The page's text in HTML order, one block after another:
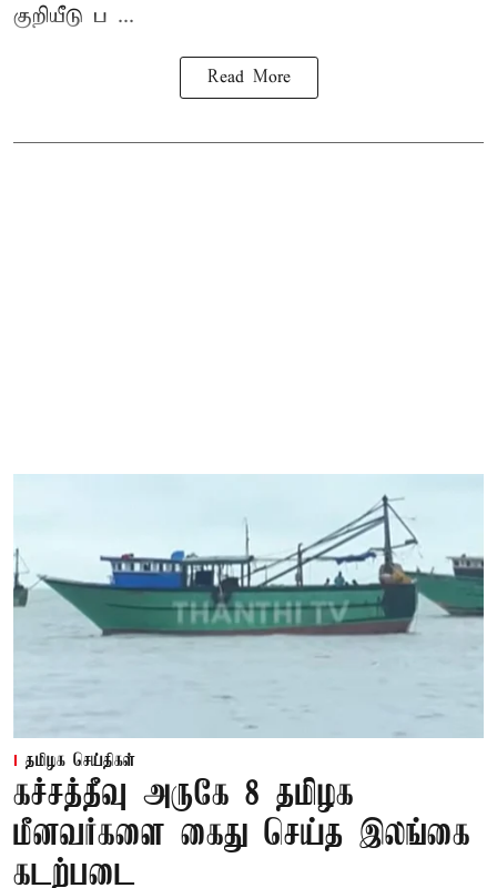
குறியீடு ப ...
Read More
தமிழக செய்திகள்
கச்சத்தீவு அருகே 8 தமிழக
மீனவர்களை கைது செய்த இலங்கை
கடற்படை